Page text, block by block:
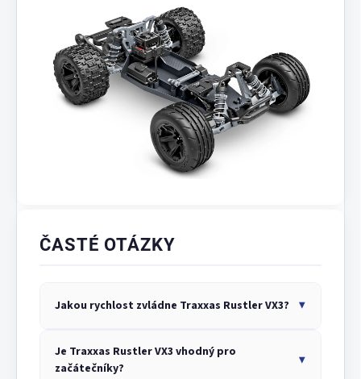
ČASTÉ OTÁZKY
Jakou rychlost zvládne Traxxas Rustler VX3? ▼
96 km/h, na 2S LiPo je maximální rychlost 64 km/h.
Volba akumulátoru tak přímo určuje, jak rychlý
Je Traxxas Rustler VX3 vhodný pro
začátečníky?
▼